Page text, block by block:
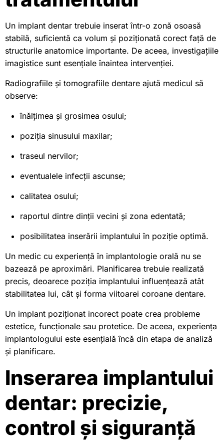
Un implant dentar trebuie inserat într-o zonă osoasă
stabilă, suficientă ca volum și poziționată corect față de
structurile anatomice importante. De aceea, investigațiile
imagistice sunt esențiale înaintea intervenției.
Radiografiile și tomografiile dentare ajută medicul să
observe:
înălțimea și grosimea osului;
poziția sinusului maxilar;
traseul nervilor;
eventualele infecții ascunse;
calitatea osului;
raportul dintre dinții vecini și zona edentată;
posibilitatea inserării implantului în poziție optimă.
Un medic cu experiență în implantologie orală nu se
bazează pe aproximări. Planificarea trebuie realizată
precis, deoarece poziția implantului influențează atât
stabilitatea lui, cât și forma viitoarei coroane dentare.
Un implant poziționat incorect poate crea probleme
estetice, funcționale sau protetice. De aceea, experiența
implantologului este esențială încă din etapa de analiză
și planificare.
Inserarea implantului
dentar: precizie,
control și siguranță